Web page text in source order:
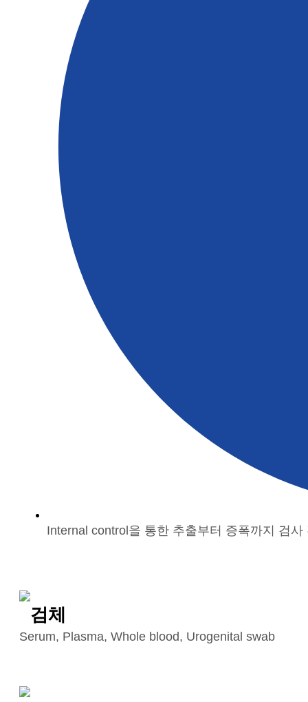
Internal control을 통한 추출부터 증폭까지 검사
검체
Serum, Plasma, Whole blood, Urogenital swab